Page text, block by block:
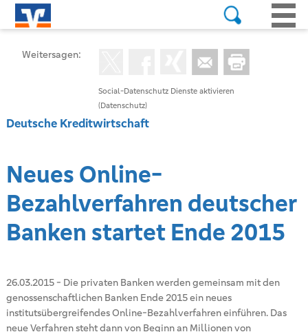
Social-Datenschutz Dienste aktivieren
(Datenschutz)
Weitersagen:
Deutsche Kreditwirtschaft
Neues Online-
Bezahlverfahren deutscher
Banken startet Ende 2015
26.03.2015- Die privaten Banken werden gemeinsam mit den
genossenschaftlichen Banken Ende 2015 ein neues
institutsübergreifendes Online-Bezahlverfahren einführen. Das
neue Verfahren steht dann von Beginn an Millionen von